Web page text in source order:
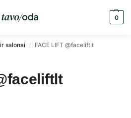
0
salonai / FACE LIFT @faceliftlt